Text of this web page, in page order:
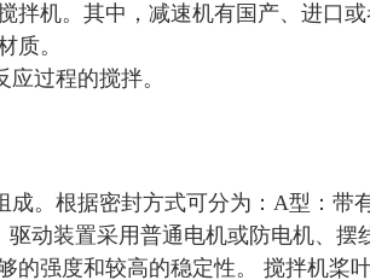
拌机。其中，减速机有国产、进口
质。
过程的搅拌。
成。根据密封方式可分为：A型：带
驱动装置采用普通电机或防电机、摆
强度和较高的稳定性。
搅拌机桨